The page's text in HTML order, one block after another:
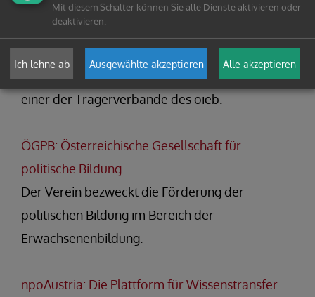
oieb: Österreichisches Institut für
Erwachsenenbildung
Das Forum Katholischer Erwachsenenbildung ist
einer der Trägerverbände des oieb.
ÖGPB: Österreichische Gesellschaft für
politische Bildung
Der Verein bezweckt die Förderung der
politischen Bildung im Bereich der
Erwachsenenbildung.
npoAustria: Die Plattform für Wissenstransfer
Mit diesem Schalter können Sie alle Dienste aktivieren oder
deaktivieren.
Ich lehne ab Ausgewählte akzeptieren Alle akzeptieren